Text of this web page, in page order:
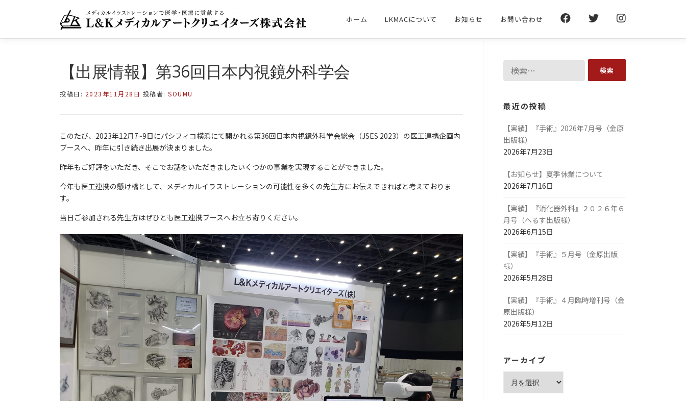
ン
ホーム LKMACについて お知らせ お問い合わせ
【出展情報】第36回日本内視鏡外科学会
投稿日: 2023年11月28日 投稿者: SOUMU
このたび、2023年12月7~9日にパシフィコ横浜にて開かれる第36回日本内視鏡外科学会総会（JSES 2023）の医工連携企画内
ブースへ、昨年に引き続き出展が決まりました。
昨年もご好評をいただき、そこでお話をいただきましたいくつかの事業を実現することができました。
今年も医工連携の懸け橋として、メディカルイラストレーションの可能性を多くの先生方にお伝えできればと考えておりま
す。
当日ご参加される先生方はぜひとも医工連携ブースへお立ち寄りください。
索:
最近の投稿
【実績】『手術』2026年7月号（金原
出版様）
2026年7月23日
【お知らせ】夏季休業について
2026年7月16日
【実績】『消化器外科』２０２６年６
月号（へるす出版様）
2026年6月15日
【実績】『手術』５月号（金原出版
様）
2026年5月28日
【実績】『手術』４月臨時増刊号（金
原出版様）
2026年5月12日
アーカイブ